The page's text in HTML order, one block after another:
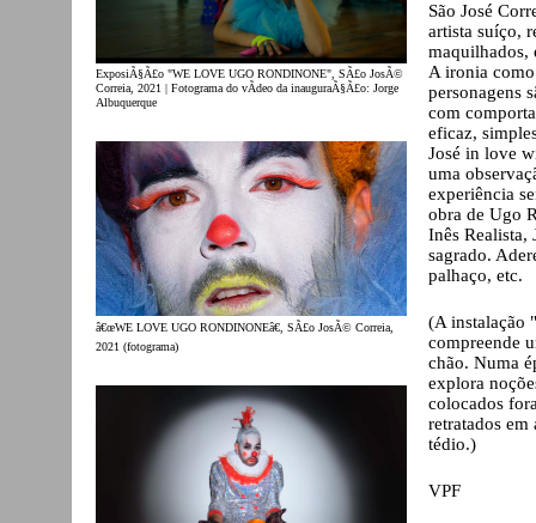
ExposiÃ§Ã£o "WE LOVE UGO RONDINONE", SÃ£o JosÃ©
Correia, 2021 | Fotograma do vÃ­deo da inauguraÃ§Ã£o: Jorge
Albuquerque
â€œWE LOVE UGO RONDINONEâ€, SÃ£o JosÃ© Correia,
2021 (fotograma)
São José
artista suíço,
maquilhados,
A ironia
personagens
com
eficaz,
José in love
uma
experiência
obra de Ugo
Inês Realista,
sagrado.
palhaço, etc.
(A instalação
compreende
chão. Numa
explora
colocados
retratados em
tédio.)
VPF